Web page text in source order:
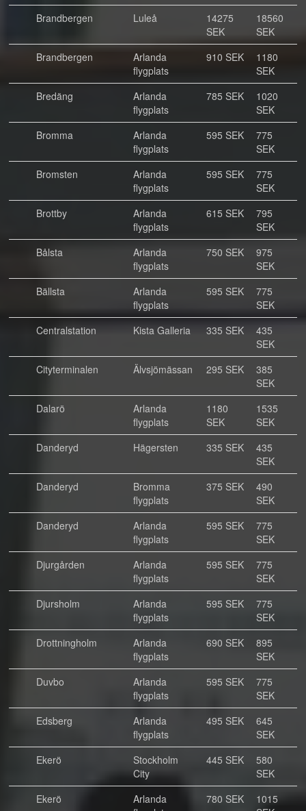
Brandbergen
Luleå
14275
SEK
18560
SEK
Brandbergen
Arlanda
flygplats
910 SEK
1180
SEK
Bredäng
Arlanda
flygplats
785 SEK
1020
SEK
Bromma
Arlanda
flygplats
595 SEK
775
SEK
Bromsten
Arlanda
flygplats
595 SEK
775
SEK
Brottby
Arlanda
flygplats
615 SEK
795
SEK
Bålsta
Arlanda
flygplats
750 SEK
975
SEK
Bällsta
Arlanda
flygplats
595 SEK
775
SEK
Centralstation
Kista Galleria 335 SEK
435
SEK
Cityterminalen
Älvsjömässan 295 SEK
385
SEK
Dalarö
Arlanda
flygplats
1180
SEK
1535
SEK
Danderyd
Hägersten 335 SEK
435
SEK
Danderyd
Bromma
flygplats
375 SEK
490
SEK
Danderyd
Arlanda
flygplats
595 SEK
775
SEK
Djurgården
Arlanda
flygplats
595 SEK
775
SEK
Djursholm
Arlanda
flygplats
595 SEK
775
SEK
Drottningholm
Arlanda
flygplats
690 SEK
895
SEK
Duvbo
Arlanda
flygplats
595 SEK
775
SEK
Edsberg
Arlanda
flygplats
495 SEK
645
SEK
Ekerö
Stockholm
City
445 SEK
580
SEK
Ekerö
Arlanda
780 SEK
1015